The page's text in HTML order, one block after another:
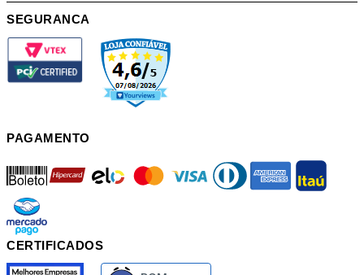
SEGURANCA
PAGAMENTO
boleto mastercard diners american itau
mercadopago
CERTIFICADOS